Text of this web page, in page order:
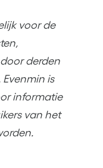
voor de
derden
is
informatie
van het